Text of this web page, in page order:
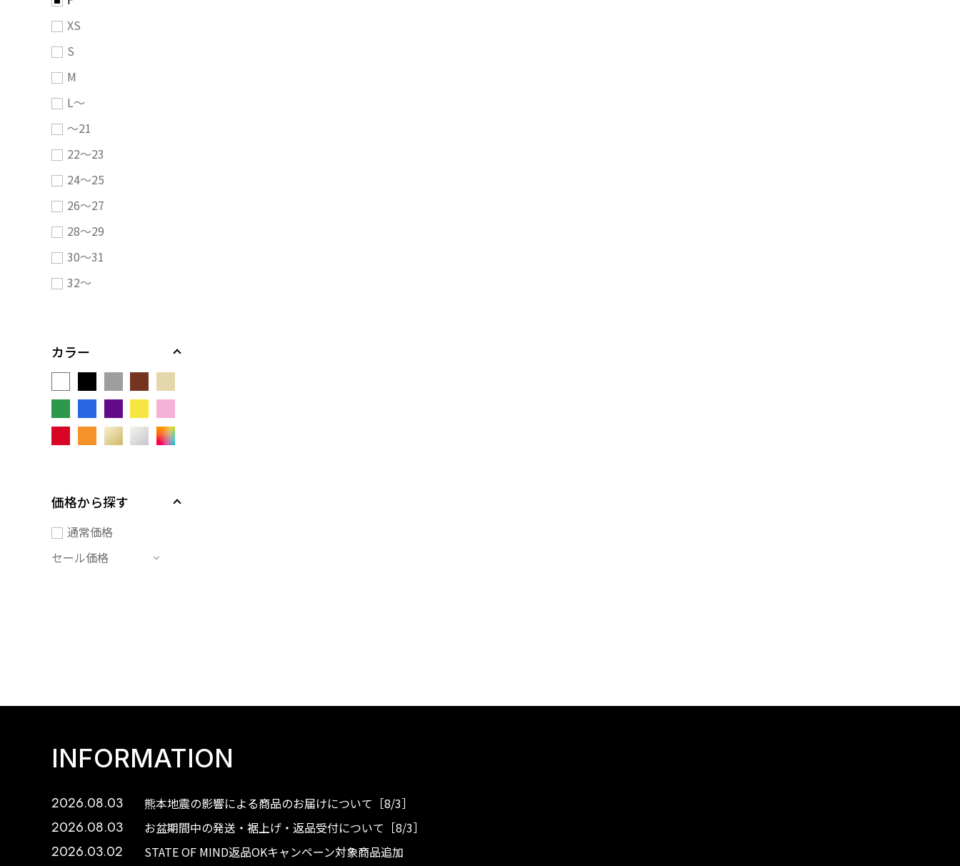
XS
S
M
L～
～21
22～23
24～25
26～27
28～29
30～31
32～
カラー
価格から探す
通常価格
セール価格
INFORMATION
2026.08.03 熊本地震の影響による商品のお届けについて［8/3］
2026.08.03 お盆期間中の発送・裾上げ・返品受付について［8/3］
2026.03.02 STATE OF MIND返品OKキャンペーン対象商品追加